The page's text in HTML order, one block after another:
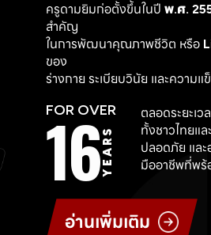
ครูดามยิมก่อตั้งขึ้นในปี พ.ศ.
สำคัญ
ในการพัฒนาคุณภาพชีวิต หรือ
ของ
ร่างกาย ระเบียบวินัย และความแ
FOR OVER
16YEARS
ตลอดระยะเว
ทั้งชาวไทยแ
ปลอดภัย และ
มืออาชีพที่พร้
อ่านเพิ่มเติม